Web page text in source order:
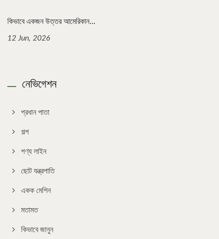
কিভাবে একজন উত্তর আমেরিকান...
12 Jun, 2026
নেভিগেশন
প্রধান পাতা
গল্প
পণ্য লাইন
ছোট যন্ত্রপাতি
একক মেশিন
মতামত
কিভাবে জানুন